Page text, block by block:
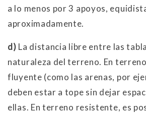
a lo menos por 3 apoyos,
aproximadamente.
d) La distancia libre entre las
naturaleza del terreno. En
fluyente (como las arenas, por
deben estar a tope sin dejar
ellas. En terreno resistente, es